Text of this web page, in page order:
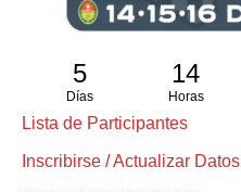
5
Días
14
Horas
Lista de Participantes
Inscribirse / Actualizar Datos